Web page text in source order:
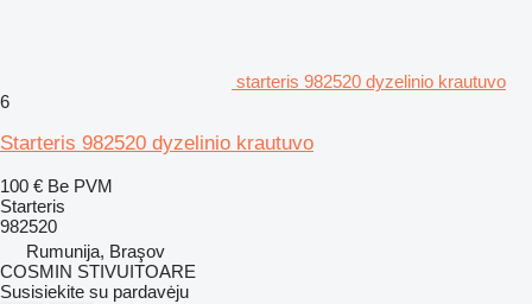
starteris 982520 dyzelinio krautuvo
6
Starteris 982520 dyzelinio krautuvo
100 € Be PVM
Starteris
982520
Rumunija, Braşov
COSMIN STIVUITOARE
Susisiekite su pardavėju